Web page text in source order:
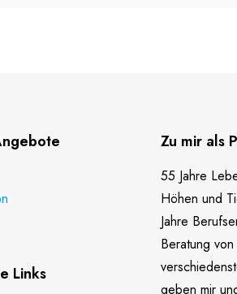
Links
Zu mir als
55 Jahre
Höhen und
Jahre
Beratung
geben mir